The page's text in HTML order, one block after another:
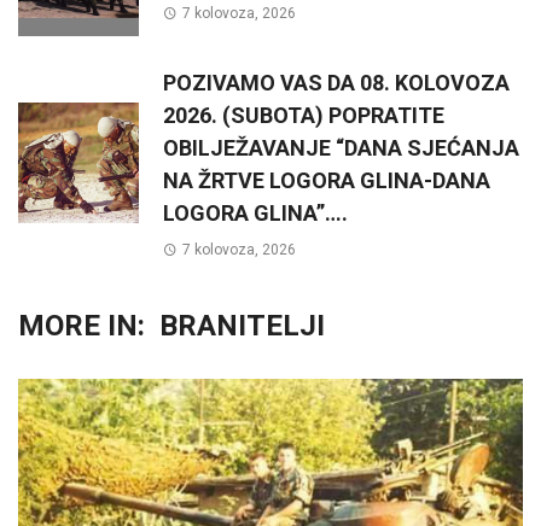
7 kolovoza, 2026
POZIVAMO VAS DA 08. KOLOVOZA
2026. (SUBOTA) POPRATITE
OBILJEŽAVANJE “DANA SJEĆANJA
NA ŽRTVE LOGORA GLINA-DANA
LOGORA GLINA”….
7 kolovoza, 2026
MORE IN: BRANITELJI